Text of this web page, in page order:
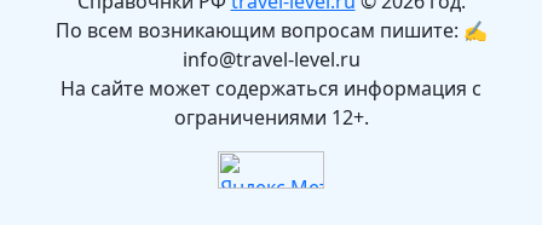
По всем возникающим вопросам пишите: ✍
info@travel-level.ru
На сайте может содержаться информация с
ограничениями 12+.